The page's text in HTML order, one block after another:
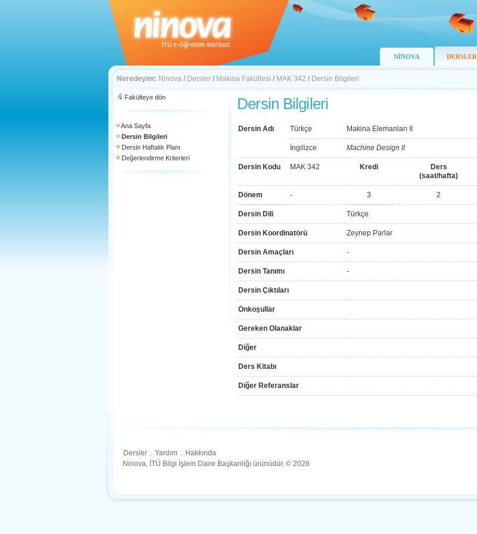
NİNOVA DERSLER
Neredeyim: Ninova / Dersler / Makina Fakültesi / MAK 342 / Dersin Bilgileri
Fakülteye dön
Ana Sayfa
Dersin Bilgileri
Dersin Haftalık Planı
Değerlendirme Kriterleri
Dersin Bilgileri
Dersin Adı Türkçe Makina Elemanları II
İngilizce Machine Design II
Dersin Kodu MAK 342 Kredi
Ders
(saat/hafta)
Dönem - 3 2
Dersin Dili Türkçe
Dersin Koordinatörü Zeynep Parlar
Dersin Amaçları -
Dersin Tanımı -
Dersin Çıktıları
Önkoşullar
Gereken Olanaklar
Diğer
Ders Kitabı
Diğer Referanslar
Dersler . Yardım . Hakkında
Ninova, İTÜ Bilgi İşlem Daire Başkanlığı ürünüdür. © 2026